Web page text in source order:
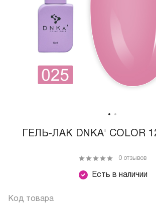
ГЕЛЬ-ЛАК DNKA' COLOR
Есть в наличии
0 отзывов
Код товара